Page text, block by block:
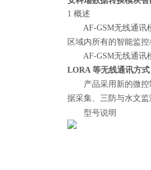
1 概述
AF-GSM无线通讯
区域内所有的智能监
AF-GSM无线通讯
LORA 等无线通讯方式
产品采用新的微控
据采集、三防与水文
型号说明